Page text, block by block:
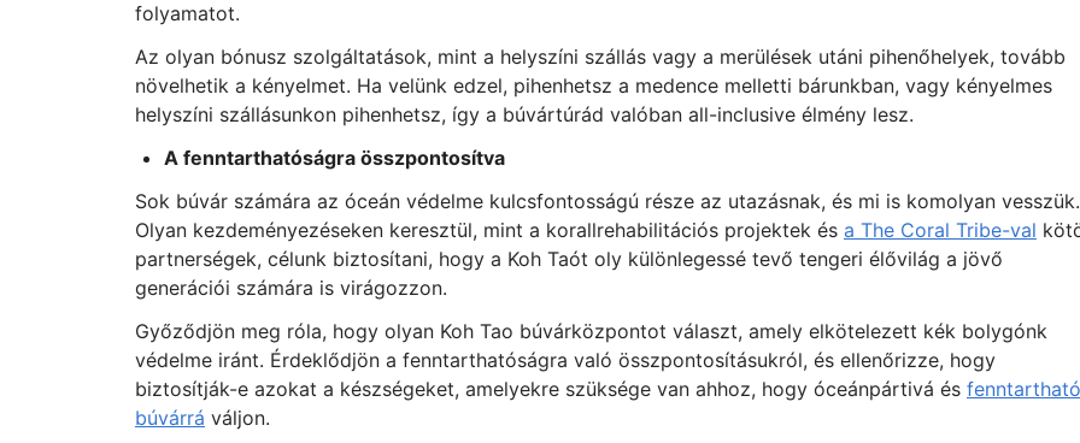
folyamatot.
Az olyan bónusz szolgáltatások, mint a helyszíni szállás vagy a merülések utáni pihenőhelyek, tovább
növelhetik a kényelmet. Ha velünk edzel, pihenhetsz a medence melletti bárunkban, vagy kényelmes
helyszíni szállásunkon pihenhetsz, így a búvártúrád valóban all-inclusive élmény lesz.
A fenntarthatóságra összpontosítva
Sok búvár számára az óceán védelme kulcsfontosságú része az utazásnak, és mi is komolyan vesszük.
Olyan kezdeményezéseken keresztül, mint a korallrehabilitációs projektek és a The Coral Tribe-val
partnerségek, célunk biztosítani, hogy a Koh Taót oly különlegessé tevő tengeri élővilág a jövő
generációi számára is virágozzon.
Győződjön meg róla, hogy olyan Koh Tao búvárközpontot választ, amely elkötelezett kék bolygónk
védelme iránt. Érdeklődjön a fenntarthatóságra való összpontosításukról, és ellenőrizze, hogy
biztosítják-e azokat a készségeket, amelyekre szüksége van ahhoz, hogy óceánpártivá és fenntartható
búvárrá váljon.